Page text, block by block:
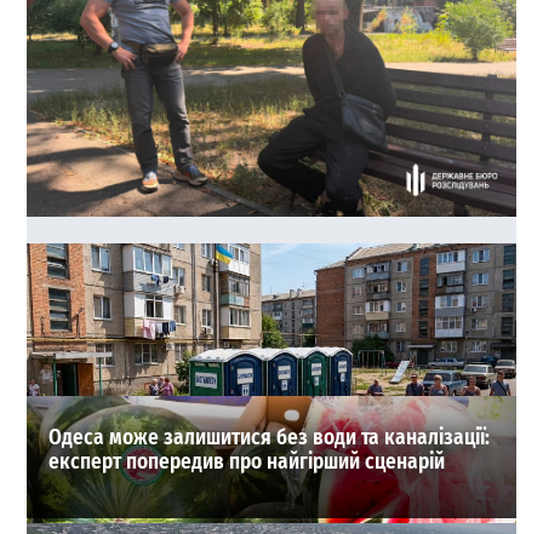
40 тисяч доларів за життя судді: в Одесі зірвали
замовне вбивство
0
03-08-2026 в 22:17
ВИБІР РЕДАКЦІЇ
Одеса може залишитися без води та каналізації:
експерт попередив про найгірший сценарій